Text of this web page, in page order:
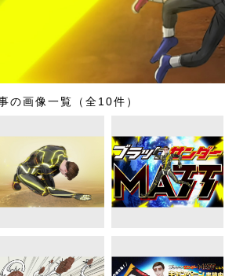
の画像一覧（全10件）